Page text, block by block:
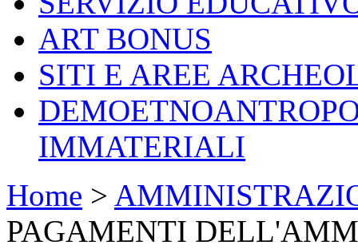
ART BONUS
SITI E AREE
IMMATERIALI
Home >
PAGAMENTI